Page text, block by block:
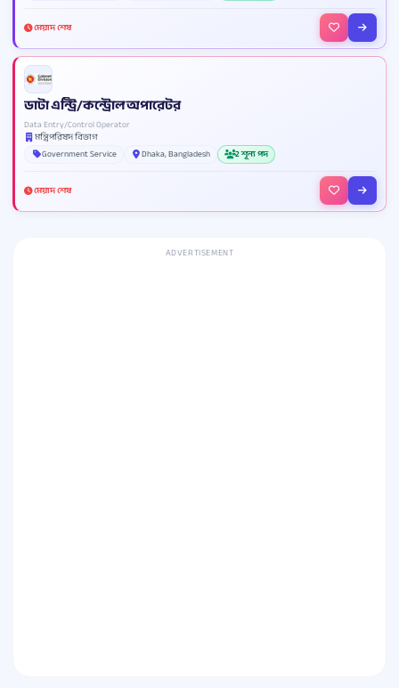
মেয়াদ শেষ
ডাটা এন্ট্রি/কন্ট্রোল অপারেটর
Data Entry/Control Operator
মন্ত্রিপরিষদ বিভাগ
Government Service
Dhaka, Bangladesh 2 শূন্য পদ
মেয়াদ শেষ
ADVERTISEMENT